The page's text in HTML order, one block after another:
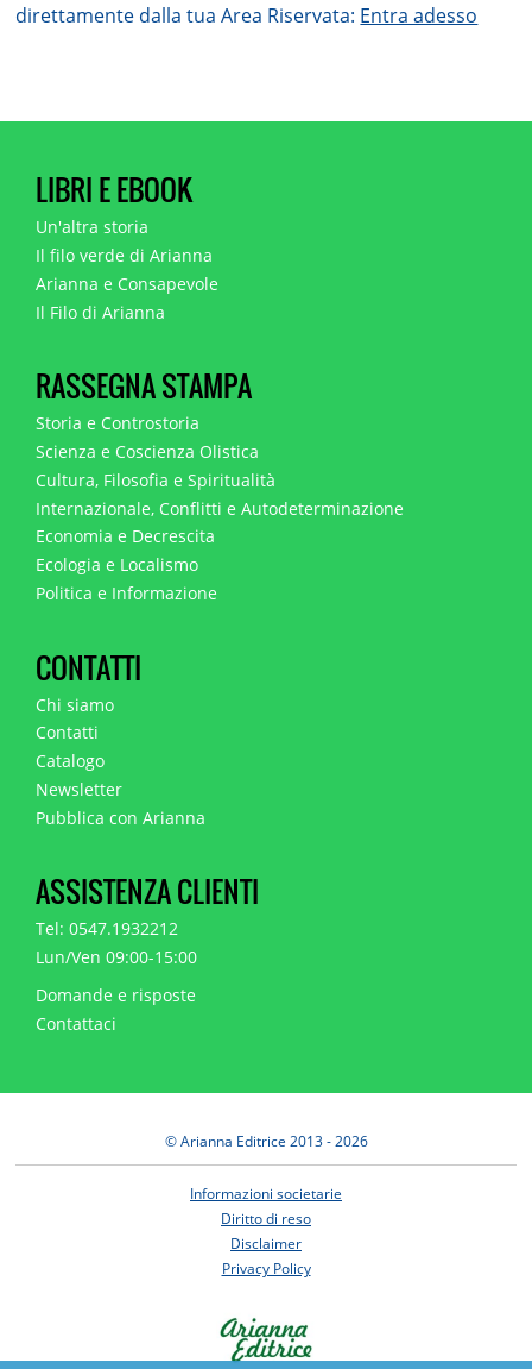
direttamente dalla tua Area Riservata: Entra adesso
LIBRI E EBOOK
Un'altra storia
Il filo verde di Arianna
Arianna e Consapevole
Il Filo di Arianna
RASSEGNA STAMPA
Storia e Controstoria
Scienza e Coscienza Olistica
Cultura, Filosofia e Spiritualità
Internazionale, Conflitti e Autodeterminazione
Economia e Decrescita
Ecologia e Localismo
Politica e Informazione
CONTATTI
Chi siamo
Contatti
Catalogo
Newsletter
Pubblica con Arianna
ASSISTENZA CLIENTI
Tel: 0547.1932212
Lun/Ven 09:00-15:00
Domande e risposte
Contattaci
© Arianna Editrice 2013 - 2026
Informazioni societarie
Diritto di reso
Disclaimer
Privacy Policy